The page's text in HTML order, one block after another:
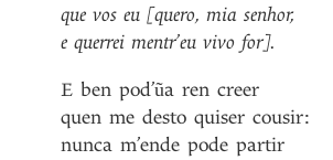
que vos eu [quero, mia senhor,
e querrei mentr’eu vivo for].
E ben pod’ũa ren creer
quen me desto quiser cousir:
nunca m’ende pode partir